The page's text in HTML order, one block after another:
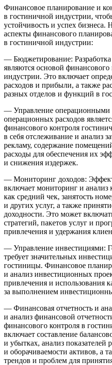
Финансовое планирование и
в гостиничной индустрии,
устойчивость и успех
аспекты финансового
в гостиничной индустрии:
— Бюджетирование:
являются основой
индустрии. Это включает
расходов и прибыли, а также
разных отделов и функций в
— Управление операционными
операционных расходов
финансового контроля
в себя отслеживание и анализ
рекламу, содержание
расходы для обеспечения их
и снижения издержек.
— Мониторинг доходов:
включает мониторинг и анализ
как средний чек, занятость
и других услуг, а также
доходности. Это может
стратегий, пакетов услуг и
привлечения и удержания
— Управление инвестициями:
требует значительных
гостиницы. Финансовое
и анализ инвестиционных
привлечения и использования
за выполнением
— Финансовая отчетность и
и анализ финансовой
финансового контроля в
включает составление
и убытках, анализ показателей
и оборачиваемости активов, а
трендов и проблем для